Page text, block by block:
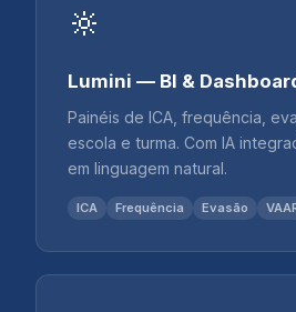
🔆
Lumini — BI &
Painéis de ICA, frequência,
escola e turma. Com IA
em linguagem natural.
ICA Frequência Evasão